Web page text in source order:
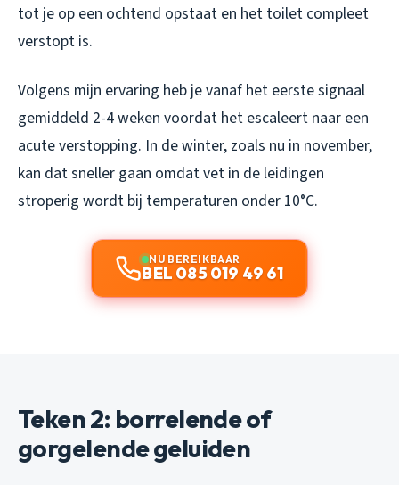
tot je op een ochtend opstaat en het toilet compleet
verstopt is.
Volgens mijn ervaring heb je vanaf het eerste signaal
gemiddeld 2-4 weken voordat het escaleert naar een
acute verstopping. In de winter, zoals nu in november,
kan dat sneller gaan omdat vet in de leidingen
stroperig wordt bij temperaturen onder 10°C.
NU BEREIKBAAR
BEL 085 019 49 61
Teken 2: borrelende of
gorgelende geluiden